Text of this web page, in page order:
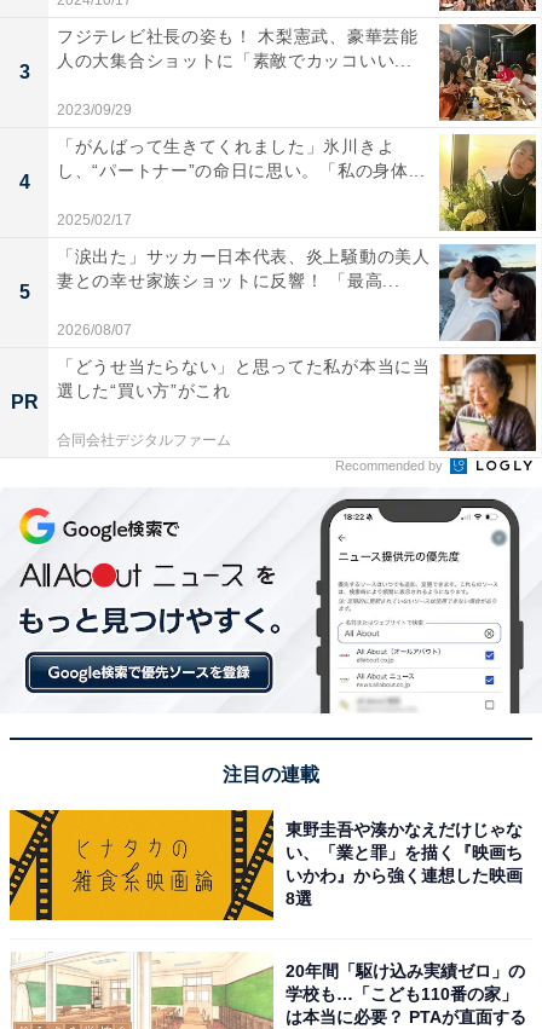
3
フジテレビ社長の姿も！ 木梨憲武、豪華芸能
人の大集合ショットに「素敵でカッコいい...
2023/09/29
4
「がんばって生きてくれました」氷川きよ
し、“パートナー”の命日に思い。「私の身体...
2025/02/17
5
「涙出た」サッカー日本代表、炎上騒動の美人
妻との幸せ家族ショットに反響！ 「最高...
2026/08/07
PR
「どうせ当たらない」と思ってた私が本当に当
選した“買い方”がこれ
合同会社デジタルファーム
Recommended by
注目の連載
東野圭吾や湊かなえだけじゃな
い、「業と罪」を描く『映画ち
いかわ』から強く連想した映画
8選
20年間「駆け込み実績ゼロ」の
学校も…「こども110番の家」
は本当に必要？ PTAが直面する